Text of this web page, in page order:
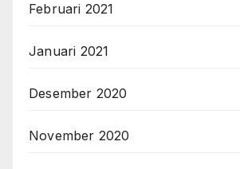
Februari 2021
Januari 2021
Desember 2020
November 2020